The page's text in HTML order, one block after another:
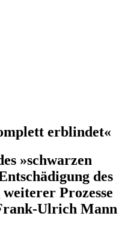
erblindet«
»schwarzen
des
Prozesse
Ulrich Mann